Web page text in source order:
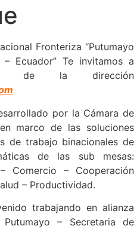
Fronteriza “Putumayo
Ecuador” Te invitamos a
de la dirección
por la Cámara de
marco de las soluciones
de trabajo binacionales de
de las sub mesas:
Comercio – Cooperación
– Productividad.
trabajando en alianza
– Secretaria de